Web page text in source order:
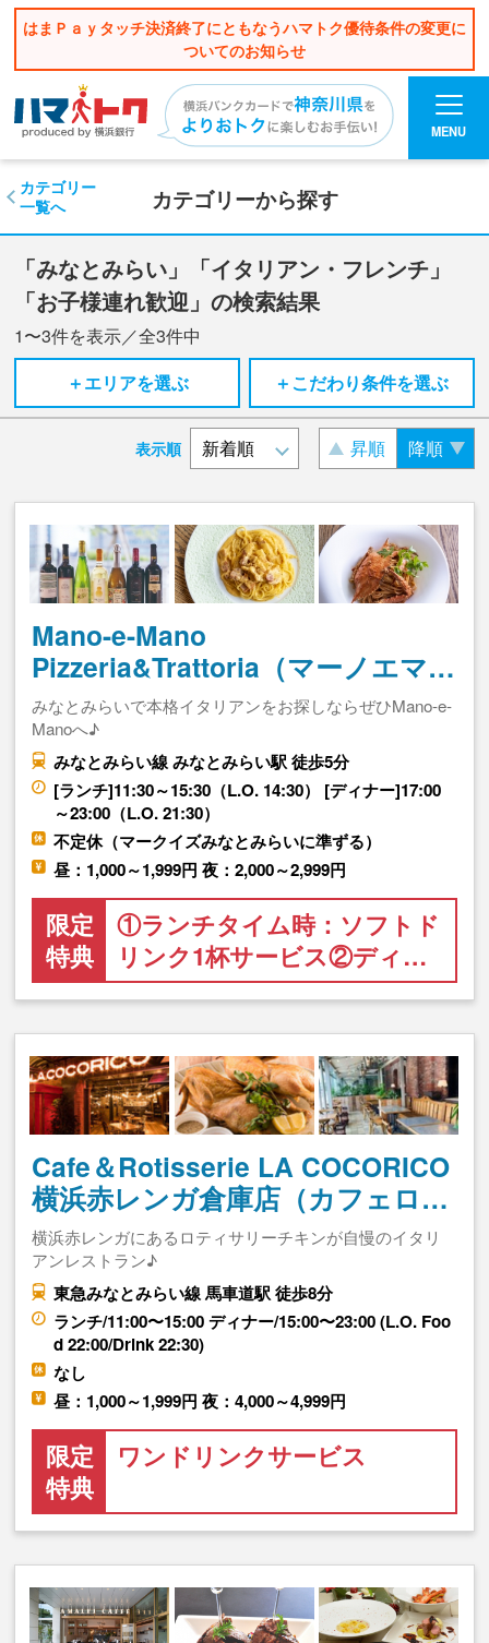
はまＰａｙタッチ決済終了にともなうハマトク優待条件の変更に
ついてのお知らせ
MENU
カテゴリーから探す
カテゴリー
一覧へ
「みなとみらい」「イタリアン・フレンチ」
「お子様連れ歓迎」の検索結果
1〜3件を表示／全3件中
＋エリアを選ぶ
＋こだわり条件を選ぶ
表示順 昇順 降順
Mano-e-Mano
Pizzeria&Trattoria（マーノエマ…
みなとみらいで本格イタリアンをお探しならぜひMano-e-
Manoへ♪
みなとみらい線 みなとみらい駅 徒歩5分
[ランチ]11:30～15:30（L.O. 14:30） [ディナー]17:00
～23:00（L.O. 21:30）
不定休（マークイズみなとみらいに準ずる）
昼：1,000～1,999円 夜：2,000～2,999円
限定
特典
①ランチタイム時：ソフトド
リンク1杯サービス②ディ…
Cafe＆Rotisserie LA COCORICO
横浜赤レンガ倉庫店（カフェロ…
横浜赤レンガにあるロティサリーチキンが自慢のイタリ
アンレストラン♪
東急みなとみらい線 馬車道駅 徒歩8分
ランチ/11:00〜15:00 ディナー/15:00〜23:00 (L.O. Foo
d 22:00/Drink 22:30)
なし
昼：1,000～1,999円 夜：4,000～4,999円
限定
特典
ワンドリンクサービス